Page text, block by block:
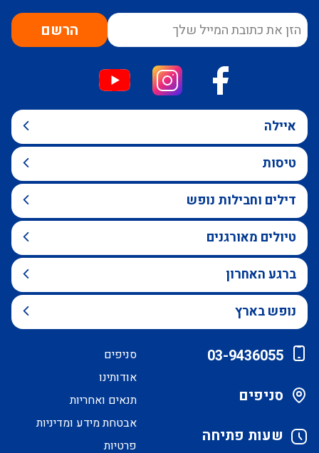
הרשם
איילה
טיסות
דילים וחבילות נופש
טיולים מאורגנים
ברגע האחרון
נופש בארץ
03-9436055
סניפים
שעות פתיחה
סניפים
אודותינו
תנאים ואחריות
אבטחת מידע ומדיניות
פרטיות